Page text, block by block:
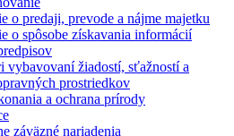
o predaji, prevode a nájme majetku
o spôsobe získavania informácií
vybavovaní žiadostí, sťažností a
prostriedkov
a ochrana prírody
záväzné nariadenia